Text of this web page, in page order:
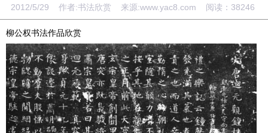
2012/5/29 作者:书法欣赏 来源:www.yac8.com 阅读： 38246
柳公权书法作品欣赏